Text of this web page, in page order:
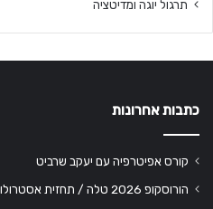
תרגול יוגה ומדיטציה
כתבות אחרונות
קורס אפיטרפיה עם יעקב שרביט
הורוסקופ 2026 טלה / תחזית אסטרולוגיה שנתית מזל טלה